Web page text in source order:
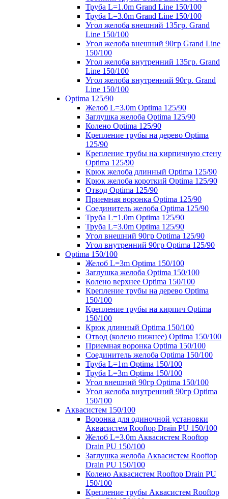
Труба L=1.0m Grand Line 150/100
Труба L=3.0m Grand Line 150/100
Угол желоба внешний 135гр. Grand
Line 150/100
Угол желоба внешний 90гр Grand Line
150/100
Угол желоба внутренний 135гр. Grand
Line 150/100
Угол желоба внутренний 90гр. Grand
Line 150/100
Optima 125/90
Желоб L=3.0m Optima 125/90
Заглушка желоба Optima 125/90
Колено Optima 125/90
Крепление трубы на дерево Optima
125/90
Крепление трубы на кирпичную стену
Optima 125/90
Крюк желоба длинный Optima 125/90
Крюк желоба короткий Optima 125/90
Отвод Optima 125/90
Приемная воронка Optima 125/90
Соединитель желоба Optima 125/90
Труба L=1.0m Optima 125/90
Труба L=3.0m Optima 125/90
Угол внешний 90гр Optima 125/90
Угол внутренний 90гр Optima 125/90
Optima 150/100
Желоб L=3m Optima 150/100
Заглушка желоба Optima 150/100
Колено верхнее Optima 150/100
Крепление трубы на дерево Optima
150/100
Крепление трубы на кирпич Optima
150/100
Крюк длинный Optima 150/100
Отвод (колено нижнее) Optima 150/100
Приемная воронка Optima 150/100
Соединитель желоба Optima 150/100
Труба L=1m Optima 150/100
Труба L=3m Optima 150/100
Угол внешний 90гр Optima 150/100
Угол желоба внутренний 90гр Optima
150/100
Аквасистем 150/100
Воронка для одиночной установки
Аквасистем Rooftop Drain PU 150/100
Желоб L=3.0m Аквасистем Rooftop
Drain PU 150/100
Заглушка желоба Аквасистем Rooftop
Drain PU 150/100
Колено Аквасистем Rooftop Drain PU
150/100
Крепление трубы Аквасистем Rooftop